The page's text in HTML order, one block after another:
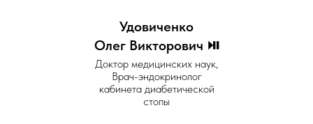
Удовиченко
Олег Викторович ⏯️
Доктор медицинских наук,
Врач-эндокринолог
кабинета диабетической
стопы